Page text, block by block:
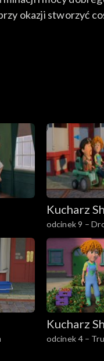
okazji stworzyć
Kucharz
odcinek 9 –
Kucharz
odcinek 4 –